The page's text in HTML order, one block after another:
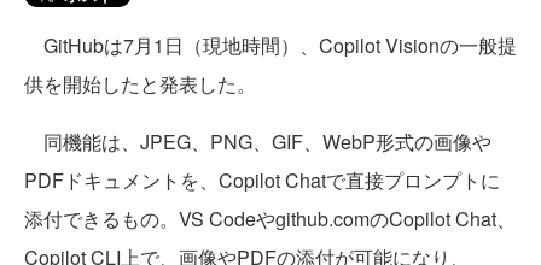
GitHubは7月1日（現地時間）、Copilot Visionの一般提
供を開始したと発表した。
同機能は、JPEG、PNG、GIF、WebP形式の画像や
PDFドキュメントを、Copilot Chatで直接プロンプトに
添付できるもの。VS Codeやgithub.comのCopilot Chat、
Copilot CLI上で、画像やPDFの添付が可能になり、